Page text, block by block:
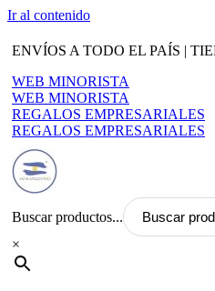
Ir al contenido
ENVÍOS A TODO EL PAÍS |
WEB MINORISTA
WEB MINORISTA
REGALOS EMPRESARIALES
REGALOS EMPRESARIALES
Buscar productos...
×